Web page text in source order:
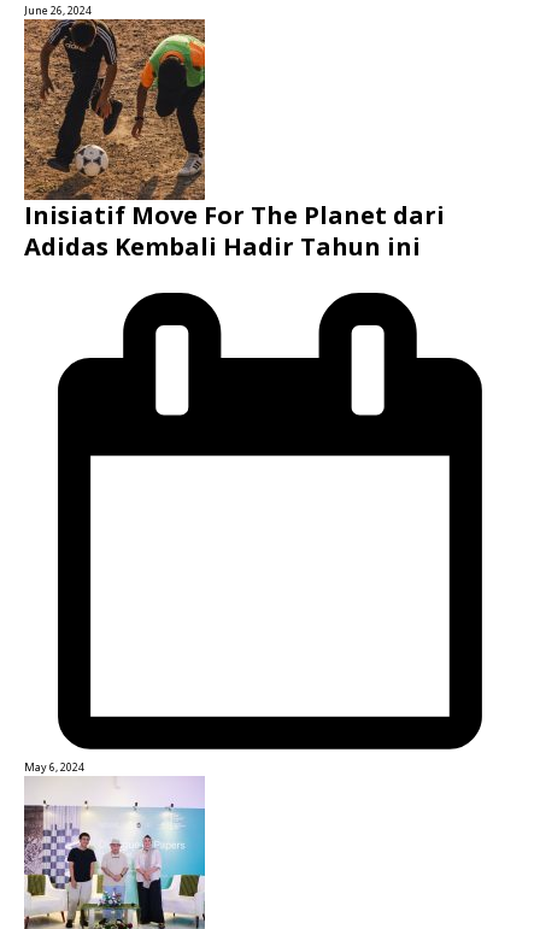
June 26, 2024
Inisiatif Move For The Planet dari
Adidas Kembali Hadir Tahun ini
May 6, 2024